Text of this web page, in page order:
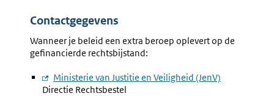
Contactgegevens
Wanneer je beleid een extra beroep oplevert op de
gefinancierde rechtsbijstand:
Externe
link:
Ministerie van Justitie en Veiligheid (JenV)
Directie Rechtsbestel